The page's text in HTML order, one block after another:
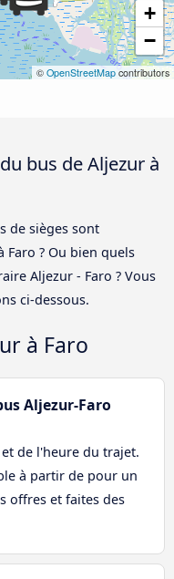
+
−
© OpenStreetMap contributors
bus de Aljezur à
de sièges sont
? Ou bien quels
Aljezur - Faro ? Vous
ci-dessous.
à Faro
Aljezur-Faro
de l'heure du trajet.
à partir de pour un
offres et faites des